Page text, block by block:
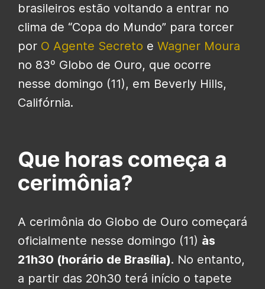
brasileiros estão voltando a entrar no
clima de “Copa do Mundo” para torcer
por O Agente Secreto e Wagner Moura
no 83º Globo de Ouro, que ocorre
nesse domingo (11), em Beverly Hills,
Califórnia.
Que horas começa a
cerimônia?
A cerimônia do Globo de Ouro começará
oficialmente nesse domingo (11) às
21h30 (horário de Brasília). No entanto,
a partir das 20h30 terá início o tapete